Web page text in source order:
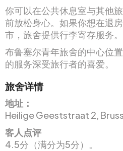
你可以在公共休息室与其他
前放松身心。如果你想在退
市，旅舍提供行李寄存服务。
布鲁塞尔青年旅舍的中心位
的服务深受旅行者的喜爱。
旅舍详情
地址：
Heilige Geeststraat 2,
客人点评
4.5分（满分为5分）。